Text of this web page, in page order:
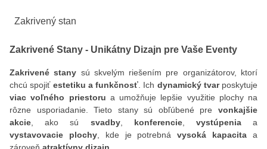
Zakrivený stan
Zakrivené Stany - Unikátny Dizajn pre Vaše Eventy
Zakrivené stany sú skvelým riešením pre organizátorov, ktorí
chcú spojiť estetiku a funkčnosť . Ich dynamický tvarposkytuje
viac voľného priestoru a umožňuje lepšie využitie plochy na
rôzne usporiadanie. Tieto stany sú obľúbené pre vonkajšie
akcie , ako sú svadby, konferencie, vystúpeniaa
vystavovacie plochy, kde je potrebnávysoká kapacita a